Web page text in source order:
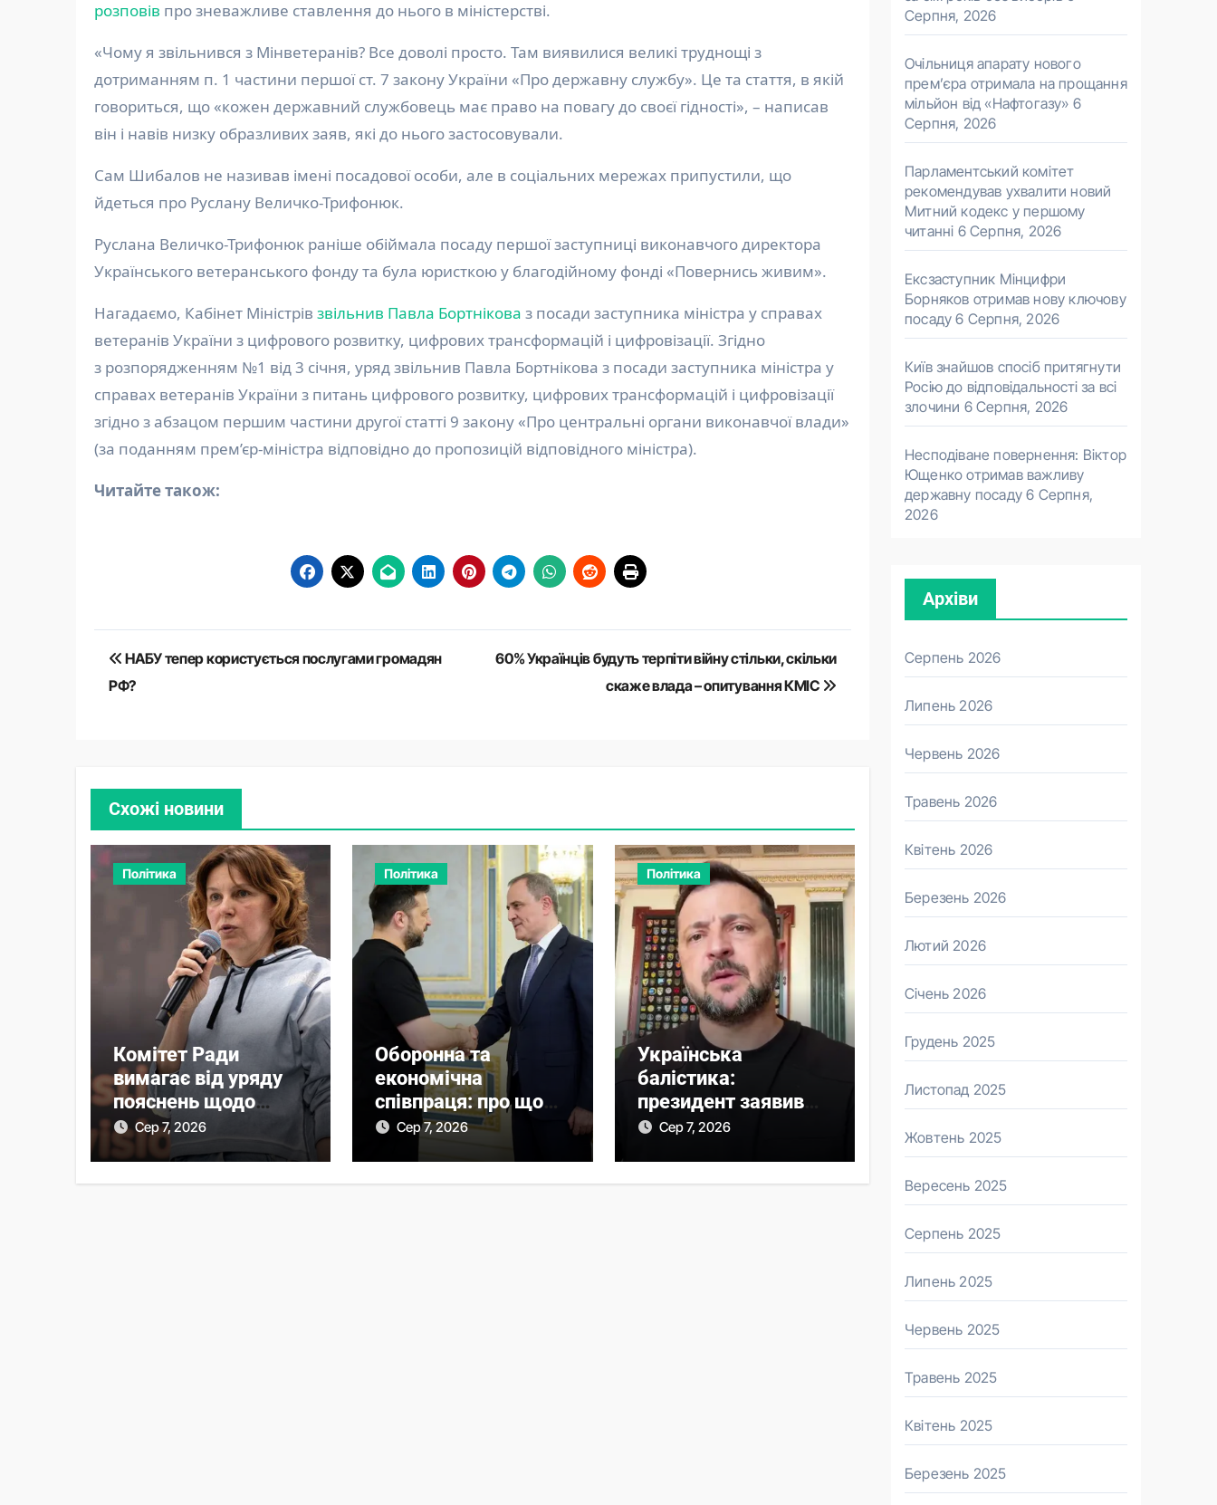
розповів про зневажливе ставлення до нього в міністерстві.
«Чому я звільнився з Мінветеранів? Все доволі просто. Там виявилися великі труднощі з
дотриманням п. 1 частини першої ст. 7 закону України «Про державну службу». Це та стаття, в якій
говориться, що «кожен державний службовець має право на повагу до своєї гідності», – написав
він і навів низку образливих заяв, які до нього застосовували.
Сам Шибалов не називав імені посадової особи, але в соціальних мережах припустили, що
йдеться про Руслану Величко-Трифонюк.
Руслана Величко-Трифонюк раніше обіймала посаду першої заступниці виконавчого директора
Українського ветеранського фонду та була юристкою у благодійному фонді «Повернись живим».
Нагадаємо, Кабінет Міністрів звільнив Павла Бортнікова з посади заступника міністра у справах
ветеранів України з цифрового розвитку, цифрових трансформацій і цифровізації. Згідно
з розпорядженням №1 від 3 січня, уряд звільнив Павла Бортнікова з посади заступника міністра у
справах ветеранів України з питань цифрового розвитку, цифрових трансформацій і цифровізації
згідно з абзацом першим частини другої статті 9 закону «Про центральні органи виконавчої влади»
(за поданням прем’єр-міністра відповідно до пропозицій відповідного міністра).
Читайте також:
Навігація
записів
НАБУ тепер користується послугами громадян
РФ?
60% Українців будуть терпіти війну стільки, скільки
скаже влада – опитування КМІС
Схожі новини
Політика
Комітет Ради
вимагає від уряду
пояснень щодо
призначення
очільниці Мінцифри
Сер 7, 2026
Політика
Оборонна та
економічна
співпраця: про що
Зеленський говорив
Сер 7, 2026
Політика
Українська
балістика:
президент заявив
про результати
Сер 7, 2026
Серпня, 2026
Очільниця апарату нового
прем’єра отримала на прощання
мільйон від «Нафтогазу» 6
Серпня, 2026
Парламентський комітет
рекомендував ухвалити новий
Митний кодекс у першому
читанні 6 Серпня, 2026
Ексзаступник Мінцифри
Борняков отримав нову ключову
посаду 6 Серпня, 2026
Київ знайшов спосіб притягнути
Росію до відповідальності за всі
злочини 6 Серпня, 2026
Несподіване повернення: Віктор
Ющенко отримав важливу
державну посаду 6 Серпня,
2026
Архіви
Серпень 2026
Липень 2026
Червень 2026
Травень 2026
Квітень 2026
Березень 2026
Лютий 2026
Січень 2026
Грудень 2025
Листопад 2025
Жовтень 2025
Вересень 2025
Серпень 2025
Липень 2025
Червень 2025
Травень 2025
Квітень 2025
Березень 2025